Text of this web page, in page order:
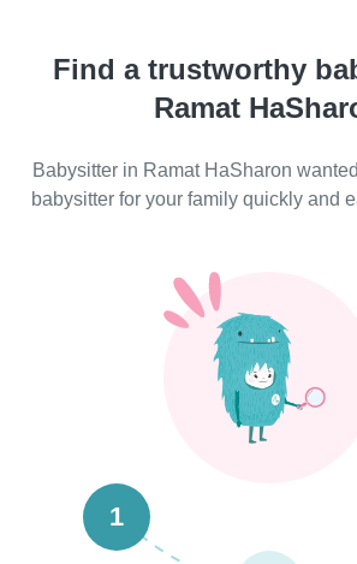
Find a trustworthy
Ramat
Babysitter in Ramat HaSharon
babysitter for your family quickly and
1